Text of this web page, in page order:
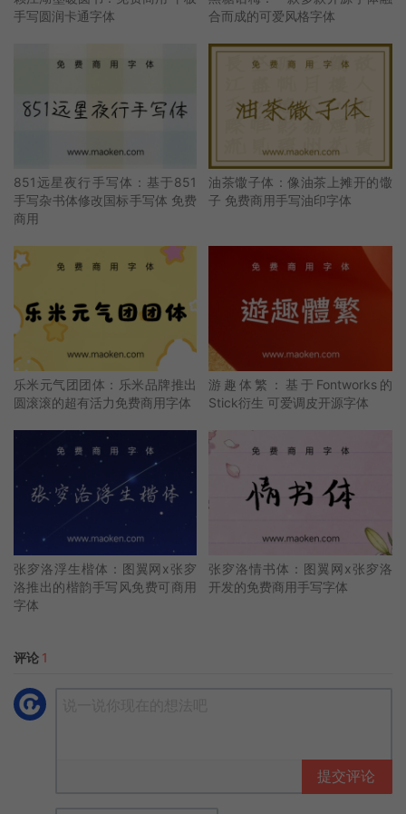
手写圆润卡通字体
合而成的可爱风格字体
851远星夜行手写体：基于851
手写杂书体修改国标手写体 免费
商用
油茶馓子体：像油茶上摊开的馓
子 免费商用手写油印字体
乐米元气团团体：乐米品牌推出
圆滚滚的超有活力免费商用字体
游趣体繁：基于Fontworks的
Stick衍生 可爱调皮开源字体
张穸洛浮生楷体：图翼网x张穸
洛推出的楷韵手写风免费可商用
字体
张穸洛情书体：图翼网x张穸洛
开发的免费商用手写字体
评论 1
提交评论